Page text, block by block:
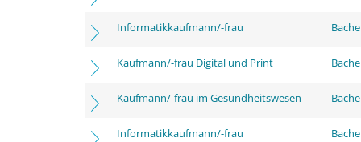
Informatikkaufmann/-frau
Kaufmann/-frau Digital und Print
Kaufmann/-frau im Gesundheitswesen
Informatikkaufmann/-frau